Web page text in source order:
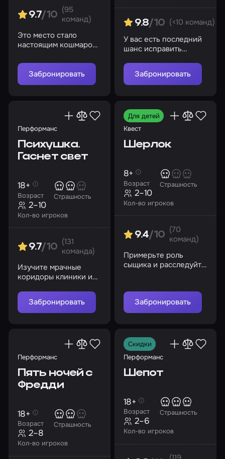
9.7/10
(95
команд)
Это место стало
настоящим кошмаром
решится войти туда и
разгадать тайны
Забронировать
9.8/10 (<10 команд)
У вас есть последний
шанс исправить
безумного ученого
Забронировать
Перформанс
Психушка.
Гаснет свет
Возраст
18+
Страшность
Кол-во игроков
2–10
9.7/10
(131
команда)
Изучите мрачные
коридоры клиники и
глаза братьям
Забронировать
Для детей
Квест
Шерлок
Возраст
8+
Страшность
Кол-во игроков
2–10
9.4/10
(70
команд)
Примерьте роль
сыщика и расследуйте
Забронировать
Перформанс
Пять ночей с
Фредди
Возраст
18+
Страшность
Кол-во игроков
2–8
Скидки
Перформанс
Шепот
Возраст
18+
Страшность
Кол-во игроков
2–6